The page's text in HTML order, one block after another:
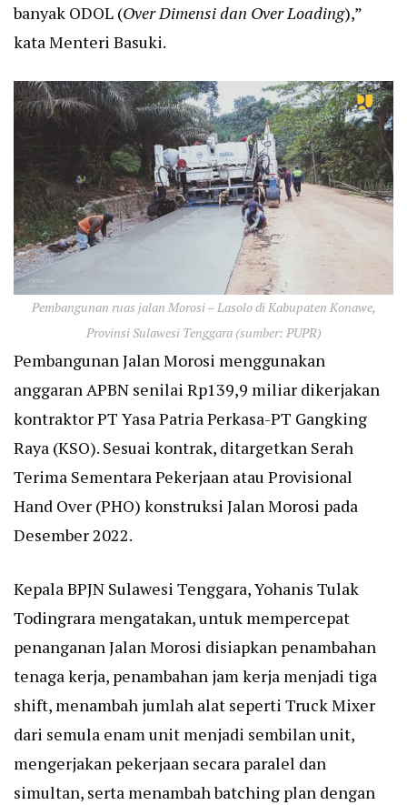
banyak ODOL (Over Dimensi dan Over Loading),”
kata Menteri Basuki.
Pembangunan ruas jalan Morosi – Lasolo di Kabupaten Konawe,
Provinsi Sulawesi Tenggara (sumber: PUPR)
Pembangunan Jalan Morosi menggunakan
anggaran APBN senilai Rp139,9 miliar dikerjakan
kontraktor PT Yasa Patria Perkasa-PT Gangking
Raya (KSO). Sesuai kontrak, ditargetkan Serah
Terima Sementara Pekerjaan atau Provisional
Hand Over (PHO) konstruksi Jalan Morosi pada
Desember 2022.
Kepala BPJN Sulawesi Tenggara, Yohanis Tulak
Todingrara mengatakan, untuk mempercepat
penanganan Jalan Morosi disiapkan penambahan
tenaga kerja, penambahan jam kerja menjadi tiga
shift, menambah jumlah alat seperti Truck Mixer
dari semula enam unit menjadi sembilan unit,
mengerjakan pekerjaan secara paralel dan
simultan, serta menambah batching plan dengan